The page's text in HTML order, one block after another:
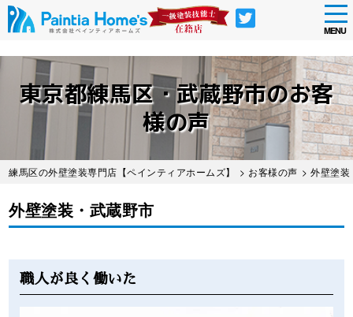
main
content
MENU
東京都練馬区・武蔵野市のお客
様の声
練馬区の外壁塗装専門店【ペインティアホームズ】 > お客様の声 > 外壁塗
外壁塗装・武蔵野市
Before After
職人が良く働いた